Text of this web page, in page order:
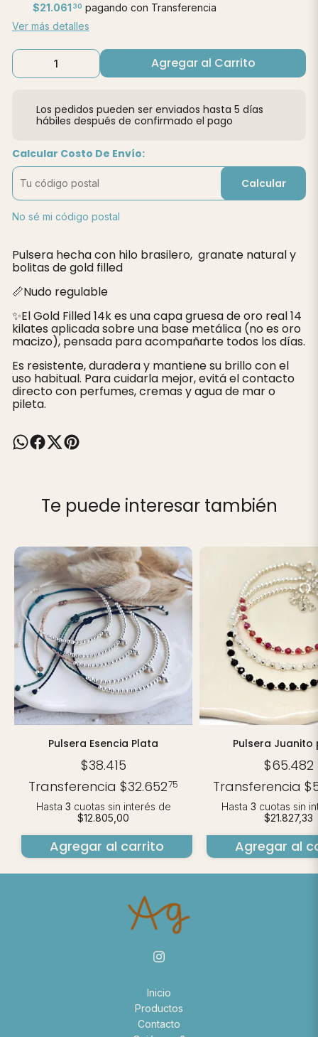
$21.061 30 pagando con Transferencia
Ver más detalles
Agregar al Carrito
Los pedidos pueden ser enviados hasta 5 días
hábiles después de confirmado el pago
Calcular Costo De Envío:
Calcular
No sé mi código postal
Pulsera hecha con hilo brasilero, granate natural y
bolitas de gold filled
📏Nudo regulable
✨️El Gold Filled 14k es una capa gruesa de oro real 14
kilates aplicada sobre una base metálica (no es oro
macizo), pensada para acompañarte todos los días.
Es resistente, duradera y mantiene su brillo con el
uso habitual. Para cuidarla mejor, evitá el contacto
directo con perfumes, cremas y agua de mar o
pileta.
Te puede interesar también
Pulsera Esencia Plata
$38.415
Transferencia$32.65275
Hasta 3 cuotas sin interés de
$12.805,00
Agregar al carrito
Pulsera
$65.482
Transferencia
Hasta 3 cuotas sin
$21.827,33
Agregar al
Inicio
Productos
Contacto